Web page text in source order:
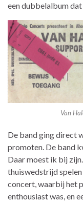
een dubbelalbum
Van
De band ging direct
promoten. De band
Daar moest ik bij
thuiswedstrijd spelen
concert, waarbij het
enthousiast was, en